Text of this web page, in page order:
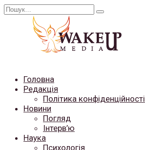
Перейти
Search
Головна
Редакція
Політика конфіденційності
Новини
Погляд
Інтерв’ю
Наука
Психологія